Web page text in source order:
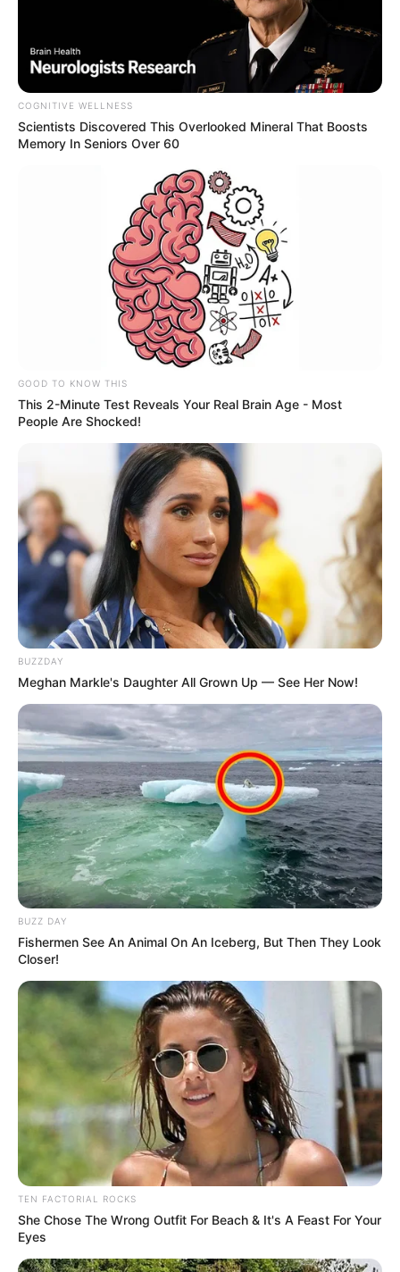
COGNITIVE WELLNESS
Scientists Discovered This Overlooked Mineral That Boosts
Memory In Seniors Over 60
GOOD TO KNOW THIS
This 2-Minute Test Reveals Your Real Brain Age - Most
People Are Shocked!
BUZZDAY
Meghan Markle's Daughter All Grown Up — See Her Now!
BUZZ DAY
Fishermen See An Animal On An Iceberg, But Then They Look
Closer!
TEN FACTORIAL ROCKS
She Chose The Wrong Outfit For Beach & It's A Feast For Your
Eyes